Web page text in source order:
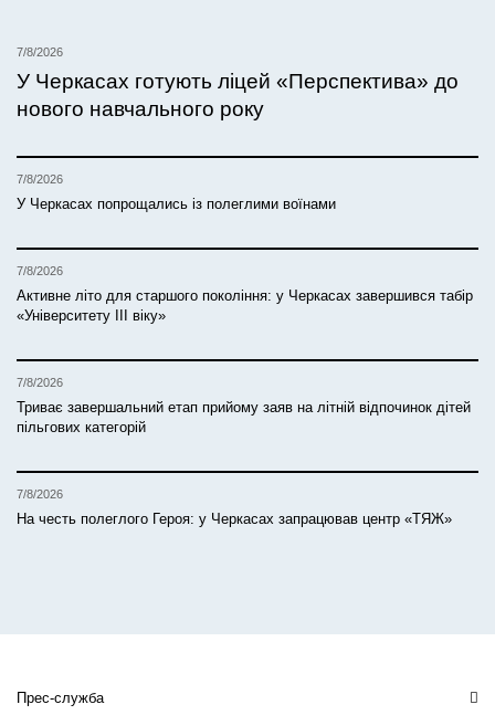
7/8/2026
У Черкасах готують ліцей «Перспектива» до
нового навчального року
7/8/2026
У Черкасах попрощались із полеглими воїнами
7/8/2026
Активне літо для старшого покоління: у Черкасах завершився табір
«Університету ІІІ віку»
7/8/2026
Триває завершальний етап прийому заяв на літній відпочинок дітей
пільгових категорій
7/8/2026
На честь полеглого Героя: у Черкасах запрацював центр «ТЯЖ»
Прес-служба